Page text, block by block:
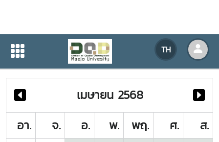
TH
ปฏิทินกิจกรรมของหน่วยงาน
ปฏิทินกิจกรรมของหน่วยงาน
เมษายน 2568
อา.
จ. อ. พ. พฤ. ศ.
ส.